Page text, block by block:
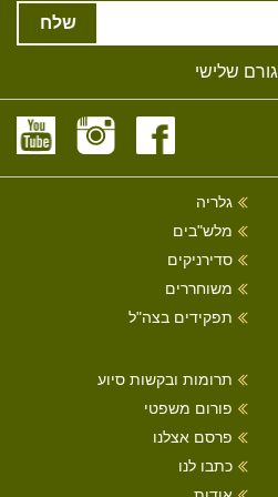
שלח
שלישי
גלריה
מלש"בים
סדירניקים
משוחררים
תפקידים בצה"ל
תרומות ובקשות סיוע
פורום משפטי
פרסם אצלנו
כתבו לנו